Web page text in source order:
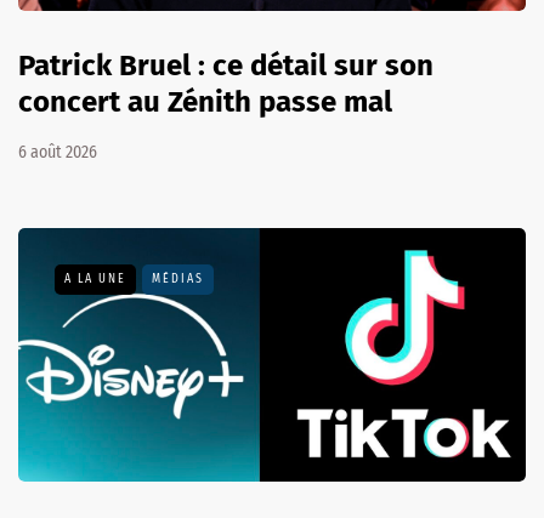
Patrick Bruel : ce détail sur son
concert au Zénith passe mal
6 août 2026
A LA UNE MÉDIAS